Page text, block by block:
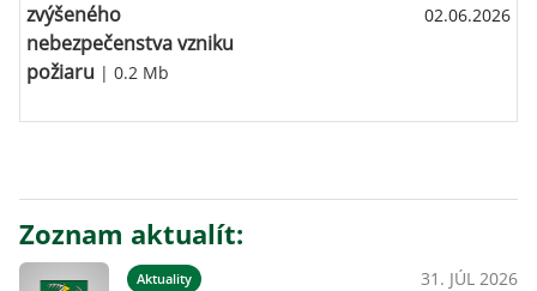
zvýšeného
nebezpečenstva vzniku
požiaru | 0.2 Mb
02.06.2026
Zoznam aktualít:
Aktuality 31. JÚL 2026